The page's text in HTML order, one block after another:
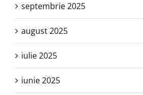
septembrie 2025
august 2025
iulie 2025
iunie 2025